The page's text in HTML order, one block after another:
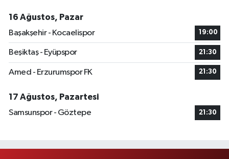
16 Ağustos, Pazar
Başakşehir - Kocaelispor
19:00
Beşiktaş - Eyüpspor 21:30
Amed - Erzurumspor FK 21:30
17 Ağustos, Pazartesi
Samsunspor - Göztepe
21:30